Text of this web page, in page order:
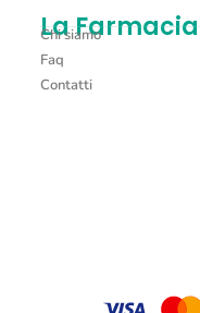
La Farmacia
Chi siamo
Faq
Contatti